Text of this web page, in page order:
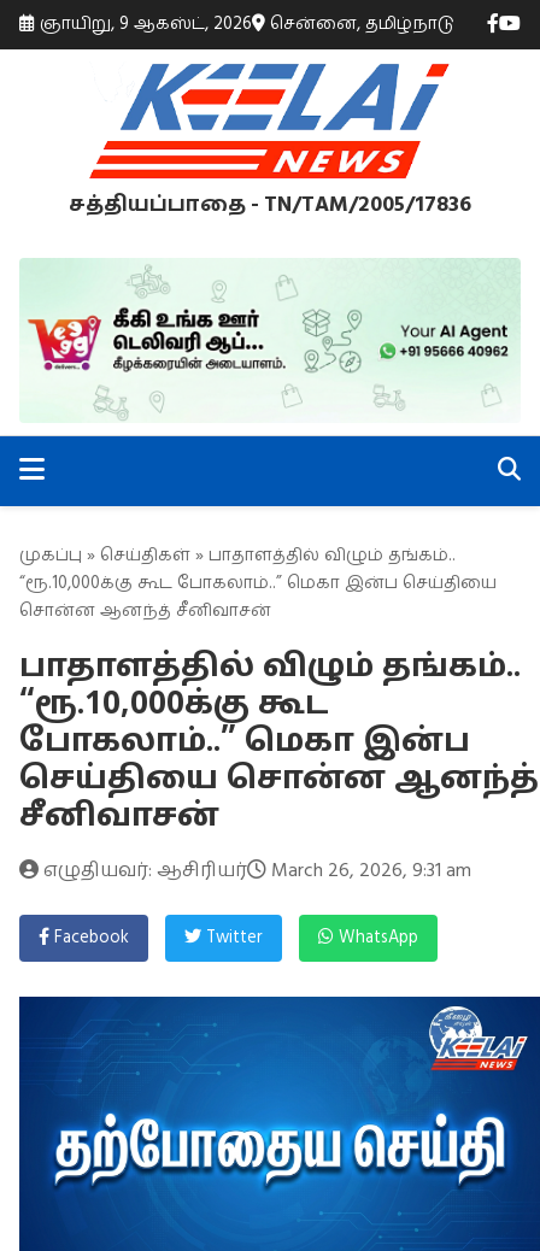
ஞாயிறு, 9 ஆகஸ்ட், 2026 சென்னை, தமிழ்நாடு
சத்தியப்பாதை - TN/TAM/2005/17836
முகப்பு » செய்திகள் » பாதாளத்தில் விழும் தங்கம்..
“ரூ.10,000க்கு கூட போகலாம்..” மெகா இன்ப செய்தியை
சொன்ன ஆனந்த் சீனிவாசன்
பாதாளத்தில் விழும் தங்கம்..
“ரூ.10,000க்கு கூட
போகலாம்..” மெகா இன்ப
செய்தியை சொன்ன ஆனந்த்
சீனிவாசன்
எழுதியவர்: ஆசிரியர் March 26, 2026, 9:31 am
Facebook Twitter WhatsApp